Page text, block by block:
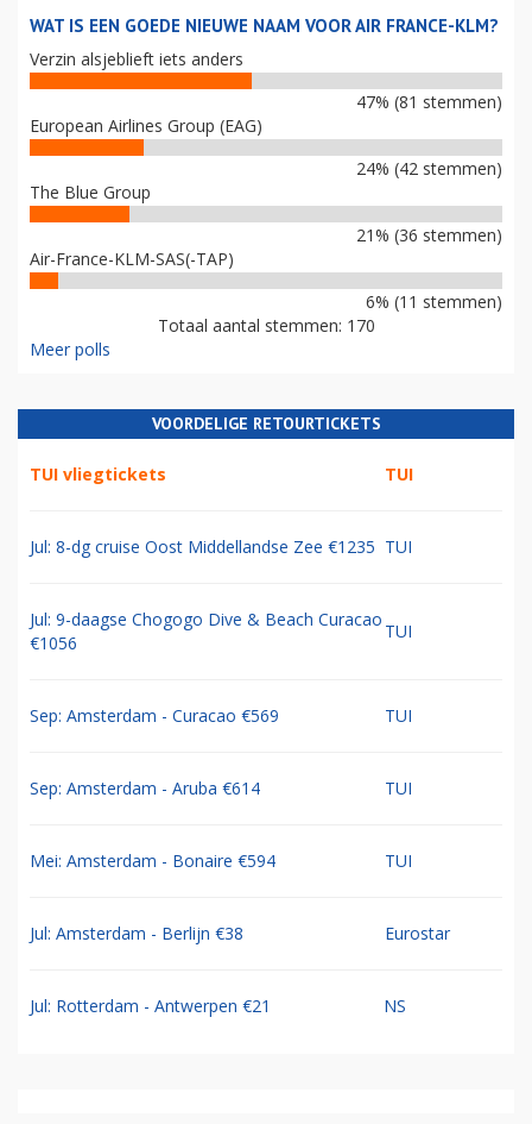
WAT IS EEN GOEDE NIEUWE NAAM VOOR AIR FRANCE-KLM?
Verzin alsjeblieft iets anders
47% (81 stemmen)
European Airlines Group (EAG)
24% (42 stemmen)
The Blue Group
21% (36 stemmen)
Air-France-KLM-SAS(-TAP)
6% (11 stemmen)
Totaal aantal stemmen: 170
Meer polls
VOORDELIGE RETOURTICKETS
TUI vliegtickets TUI
Jul: 8-dg cruise Oost Middellandse Zee €1235 TUI
Jul: 9-daagse Chogogo Dive & Beach Curacao
€1056
TUI
Sep: Amsterdam - Curacao €569 TUI
Sep: Amsterdam - Aruba €614 TUI
Mei: Amsterdam - Bonaire €594 TUI
Jul: Amsterdam - Berlijn €38 Eurostar
Jul: Rotterdam - Antwerpen €21 NS